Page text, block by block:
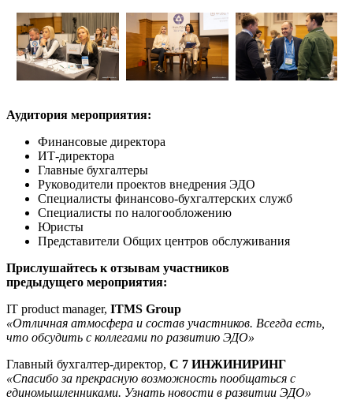
Аудитория мероприятия:
Финансовые директора
ИТ-директора
Главные бухгалтеры
Руководители проектов внедрения ЭДО
Специалисты финансово-бухгалтерских служб
Специалисты по налогообложению
Юристы
Представители Общих центров обслуживания
Прислушайтесь к отзывам участников
предыдущего мероприятия:
IT product manager, ITMS Group
«Отличная атмосфера и состав участников. Всегда есть,
что обсудить с коллегами по развитию ЭДО»
Главный бухгалтер-директор, C 7 ИНЖИНИРИНГ
«Спасибо за прекрасную возможность пообщаться с
единомышленниками. Узнать новости в развитии ЭДО»